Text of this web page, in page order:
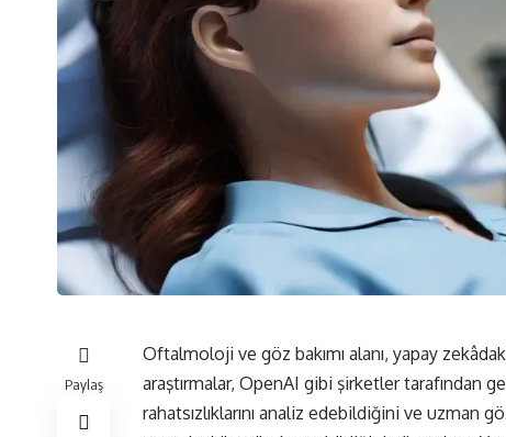
Paylaş
Oftalmoloji ve göz bakımı alanı, yapay
araştırmalar, OpenAI gibi şirketler
rahatsızlıklarını analiz edebildiğini ve uzman